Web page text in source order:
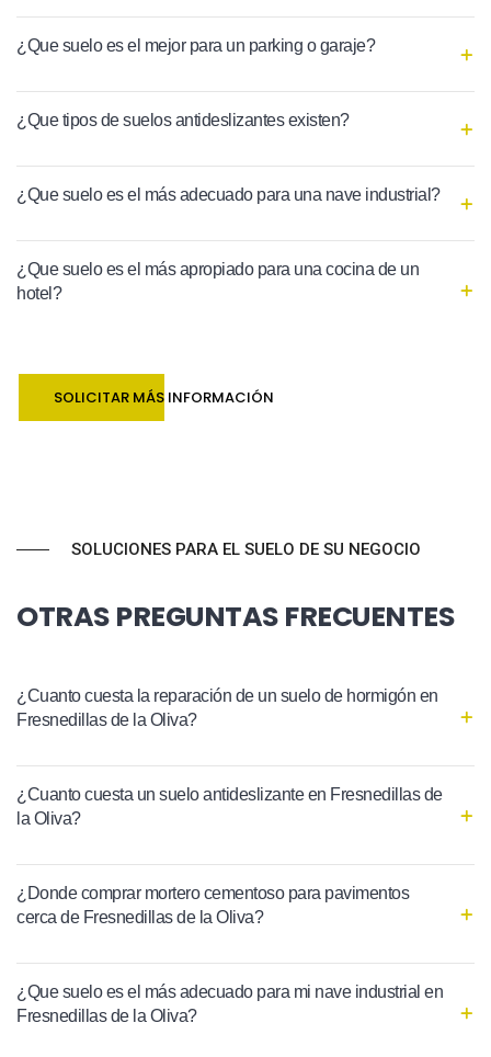
¿Que suelo es el mejor para un parking o garaje?
¿Que tipos de suelos antideslizantes existen?
¿Que suelo es el más adecuado para una nave industrial?
¿Que suelo es el más apropiado para una cocina de un
hotel?
SOLICITAR MÁS INFORMACIÓN
SOLUCIONES PARA EL SUELO DE SU NEGOCIO
OTRAS PREGUNTAS FRECUENTES
¿Cuanto cuesta la reparación de un suelo de hormigón en
Fresnedillas de la Oliva?
¿Cuanto cuesta un suelo antideslizante en Fresnedillas de
la Oliva?
¿Donde comprar mortero cementoso para pavimentos
cerca de Fresnedillas de la Oliva?
¿Que suelo es el más adecuado para mi nave industrial en
Fresnedillas de la Oliva?